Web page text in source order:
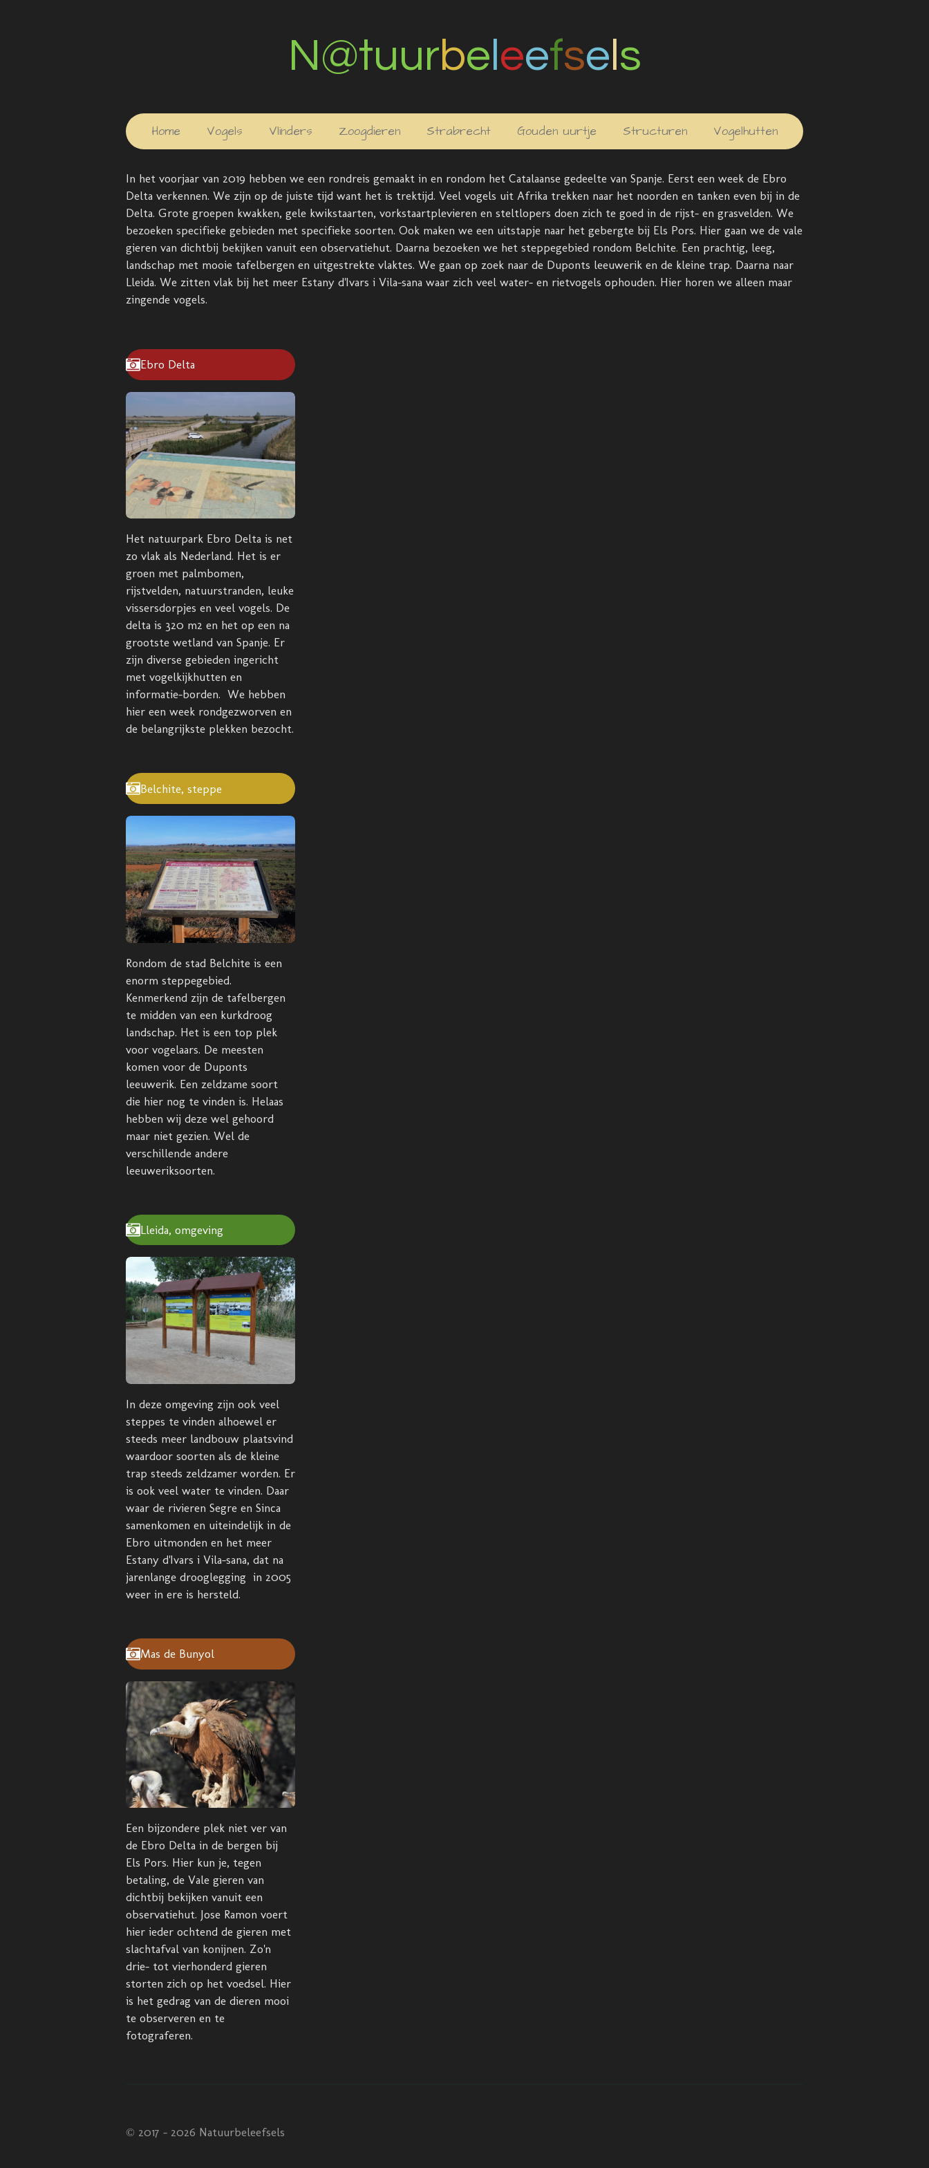
N@tuurbe eefse s
Home Vogels Vlinders Zoogdieren Strabrecht Gouden uurtje Structuren Vogelhutten
In het voorjaar van 2019 hebben we een rondreis gemaakt in en rondom het Catalaanse gedeelte van Spanje. Eerst een week de Ebro
Delta verkennen. We zijn op de juiste tijd want het is trektijd. Veel vogels uit Afrika trekken naar het noorden en tanken even bij in de
Delta. Grote groepen kwakken, gele kwikstaarten, vorkstaartplevieren en steltlopers doen zich te goed in de rijst- en grasvelden. We
bezoeken specifieke gebieden met specifieke soorten. Ook maken we een uitstapje naar het gebergte bij Els Pors. Hier gaan we de vale
gieren van dichtbij bekijken vanuit een observatiehut. Daarna bezoeken we het steppegebied rondom Belchite. Een prachtig, leeg,
landschap met mooie tafelbergen en uitgestrekte vlaktes. We gaan op zoek naar de Duponts leeuwerik en de kleine trap. Daarna naar
Lleida. We zitten vlak bij het meer Estany d'Ivars i Vila-sana waar zich veel water- en rietvogels ophouden. Hier horen we alleen maar
zingende vogels.
Ebro Delta
Het natuurpark Ebro Delta is net
zo vlak als Nederland. Het is er
groen met palmbomen,
rijstvelden, natuurstranden, leuke
vissersdorpjes en veel vogels. De
delta is 320 m2 en het op een na
grootste wetland van Spanje. Er
zijn diverse gebieden ingericht
met vogelkijkhutten en
informatie-borden. We hebben
hier een week rondgezworven en
de belangrijkste plekken bezocht.
Belchite, steppe
Rondom de stad Belchite is een
enorm steppegebied.
Kenmerkend zijn de tafelbergen
te midden van een kurkdroog
landschap. Het is een top plek
voor vogelaars. De meesten
komen voor de Duponts
leeuwerik. Een zeldzame soort
die hier nog te vinden is. Helaas
hebben wij deze wel gehoord
maar niet gezien. Wel de
verschillende andere
leeuweriksoorten.
Lleida, omgeving
In deze omgeving zijn ook veel
steppes te vinden alhoewel er
steeds meer landbouw plaatsvind
waardoor soorten als de kleine
trap steeds zeldzamer worden. Er
is ook veel water te vinden. Daar
waar de rivieren Segre en Sinca
samenkomen en uiteindelijk in de
Ebro uitmonden en het meer
Estany d'Ivars i Vila-sana, dat na
jarenlange drooglegging in 2005
weer in ere is hersteld.
Mas de Bunyol
Een bijzondere plek niet ver van
de Ebro Delta in de bergen bij
Els Pors. Hier kun je, tegen
betaling, de Vale gieren van
dichtbij bekijken vanuit een
observatiehut. Jose Ramon voert
hier ieder ochtend de gieren met
slachtafval van konijnen. Zo'n
drie- tot vierhonderd gieren
storten zich op het voedsel. Hier
is het gedrag van de dieren mooi
te observeren en te
fotograferen.
© 2017 - 2026 Natuurbeleefsels